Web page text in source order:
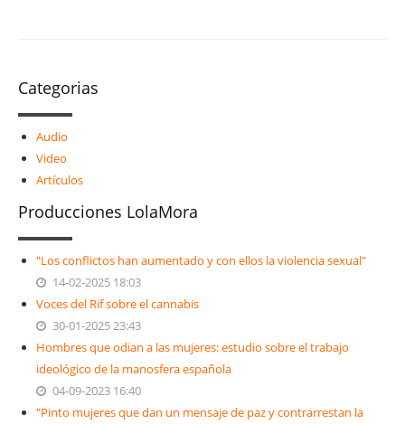
Categorias
Audio
Video
Artículos
Producciones LolaMora
"Los conflictos han aumentado y con ellos la violencia sexual"
14-02-2025 18:03
Voces del Rif sobre el cannabis
30-01-2025 23:43
Hombres que odian a las mujeres: estudio sobre el trabajo
ideológico de la manosfera española
04-09-2023 16:40
"Pinto mujeres que dan un mensaje de paz y contrarrestan la